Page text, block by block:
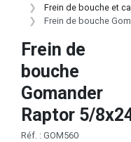
Frein de bouche et
Frein de bouche
Frein de
bouche
Gomander
Raptor 5/
Réf. : GOM560